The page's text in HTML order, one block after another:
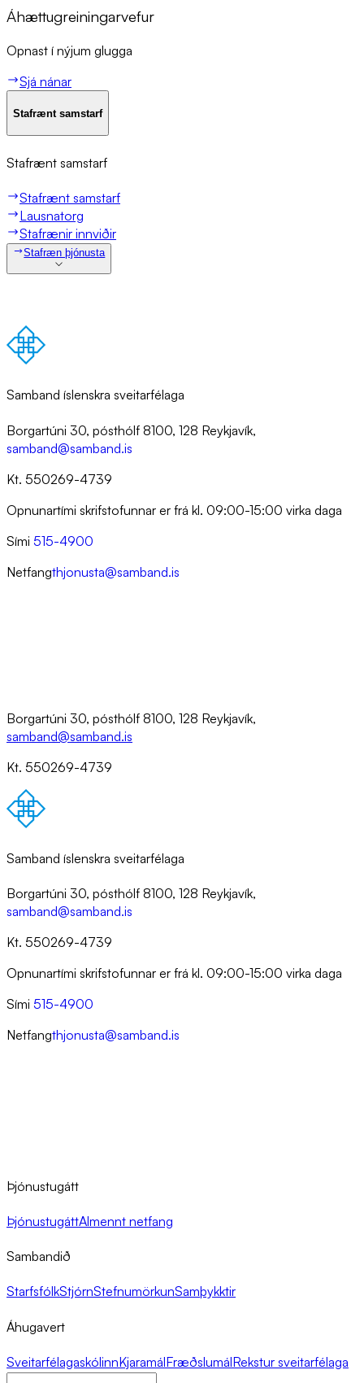
Áhættugreiningarvefur
Opnast í nýjum glugga
Sjá nánar
Sta­f­rænt sam­starf
Sta­f­rænt sam­starf
Stafrænt samstarf
Lausnatorg
Stafrænir innviðir
Stafræn þjónusta
Samband íslenskra sveitarfélaga
Borgartúni 30, pósthólf 8100, 128 Reykjavík,
samband@samband.is
Kt. 550269-4739
Opnunartími skrifstofunnar er frá kl. 09:00-15:00 virka daga
Sími 515-4900
Netfangthjonusta@samband.is
Borgartúni 30, pósthólf 8100, 128 Reykjavík,
samband@samband.is
Kt. 550269-4739
Samband íslenskra sveitarfélaga
Borgartúni 30, pósthólf 8100, 128 Reykjavík,
samband@samband.is
Kt. 550269-4739
Opnunartími skrifstofunnar er frá kl. 09:00-15:00 virka daga
Sími 515-4900
Netfangthjonusta@samband.is
Þjónustugátt
ÞjónustugáttAlmennt netfang
Sambandið
StarfsfólkStjórnStefnumörkunSamþykktir
Áhugavert
SveitarfélagaskólinnKjaramálFræðslumálRekstur sveitarfélaga